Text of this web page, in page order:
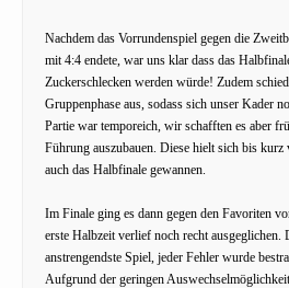
Nachdem das Vorrundenspiel gegen die
mit 4:4 endete, war uns klar dass das
Zuckerschlecken werden würde! Zudem
Gruppenphase aus, sodass sich unser Kader
Partie war temporeich, wir schafften es aber
Führung auszubauen. Diese hielt sich bis
auch das Halbfinale gewannen.
Im Finale ging es dann gegen den Favoriten
erste Halbzeit verlief noch recht ausgeglichen.
anstrengendste Spiel, jeder Fehler wurde
Aufgrund der geringen